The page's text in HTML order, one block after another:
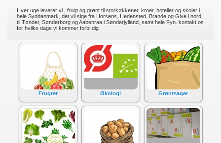
Hver uge leverer vi , frugt og grønt til storkøkkener, kroer, hoteller og skoler i
hele Syddanmark, det vil sige fra Horsens, Hedensted, Brande og Give i nord
til Tønder, Sønderborg og Aabenraa i Sønderjylland, samt hele Fyn. kontakt os
for hvilke dage vi kommer forbi dig
Frugter Økologi Grøntsager